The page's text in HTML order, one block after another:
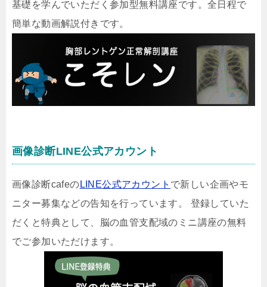
基礎を学んでいただく参加型無料講座です。全日程で
簡単な動画解説付きです。
画像診断LINE公式アカウント
画像診断cafeの LINE公式アカウント で新しい企画やモ
ニター募集などの告知を行っています。 登録していた
だくと特典として、脳の血管支配域のミニ講座の無料
でご参加いただけます。